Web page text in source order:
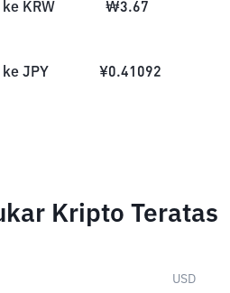
ke KRW ₩3.67
ke JPY ¥0.41092
Kripto Teratas
USD